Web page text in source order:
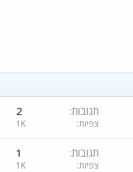
תגובות 2
צפיות 1K
תגובות 1
צפיות 1K